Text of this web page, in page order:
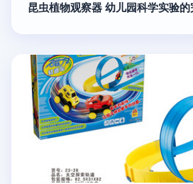
昆虫植物观察器 幼儿园科学实验